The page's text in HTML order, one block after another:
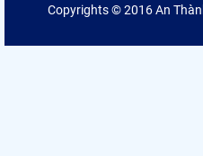
Copyrights © 2016 An